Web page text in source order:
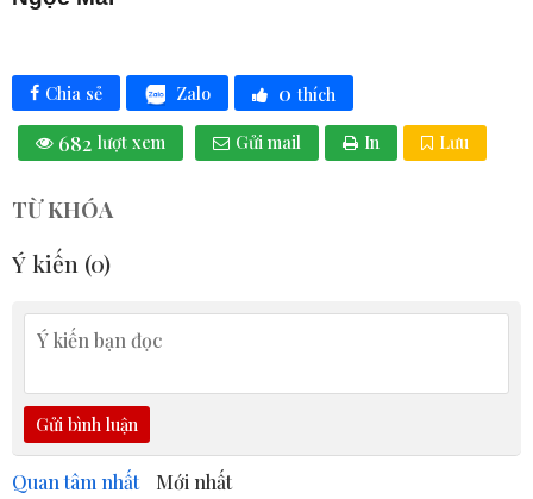
Chia sẻ Zalo 0 thích
682 lượt xem Gửi mail In Lưu
TỪ KHÓA
Ý kiến (0)
Gửi bình luận
Quan tâm nhất Mới nhất